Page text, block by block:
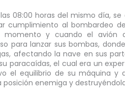
08:00 horas del mismo día,
cumplimiento al bombardeo
momento y cuando el avión
para lanzar sus bombas,
afectando la nave en sus
paracaídas, el cual era un
el equilibrio de su máquina y
posición enemiga y